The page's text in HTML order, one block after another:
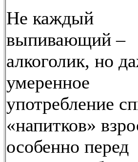
Не каждый
выпивающий –
алкоголик, но
умеренное
употребление
«напитков»
особенно перед